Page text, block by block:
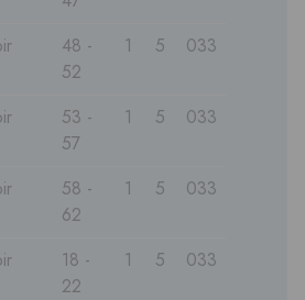
48 -
52
1 5 033
53 -
57
1 5 033
58 -
62
1 5 033
18 -
22
1 5 033